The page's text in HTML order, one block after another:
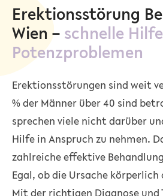
Erektionsstörung
Wien – schnelle
Potenzproblemen
Erektionsstörungen sind weit
% der Männer über 40 sind
sprechen viele nicht darüber
Hilfe in Anspruch zu nehmen.
zahlreiche effektive
Egal, ob die Ursache
Mit der richtigen Diagnose und